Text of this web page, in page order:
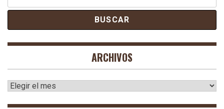
ARCHIVOS
Archivos